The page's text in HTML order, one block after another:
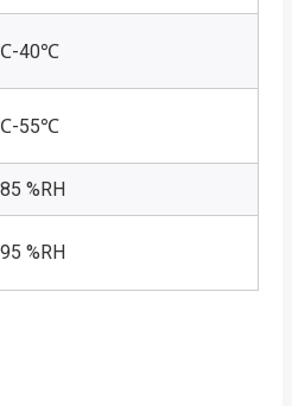
40℃
55℃
%RH
%RH